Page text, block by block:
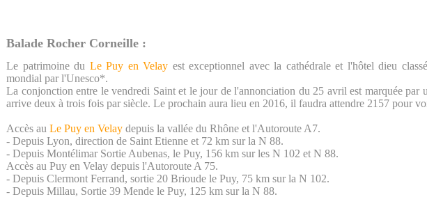
Balade Rocher Corneille :
Le patrimoine du Le Puy en Velay est exceptionnel avec la cathédrale et l'hôtel dieu
mondial par l'Unesco*.
La conjonction entre le vendredi Saint et le jour de l'annonciation du 25 avril est marquée par
arrive deux à trois fois par siècle. Le prochain aura lieu en 2016, il faudra attendre 2157 pour
Accès au Le Puy en Velay depuis la vallée du Rhône et l'Autoroute A7.
- Depuis Lyon, direction de Saint Etienne et 72 km sur la N 88.
- Depuis Montélimar Sortie Aubenas, le Puy, 156 km sur les N 102 et N 88.
Accès au Puy en Velay depuis l'Autoroute A 75.
- Depuis Clermont Ferrand, sortie 20 Brioude le Puy, 75 km sur la N 102.
- Depuis Millau, Sortie 39 Mende le Puy, 125 km sur la N 88.